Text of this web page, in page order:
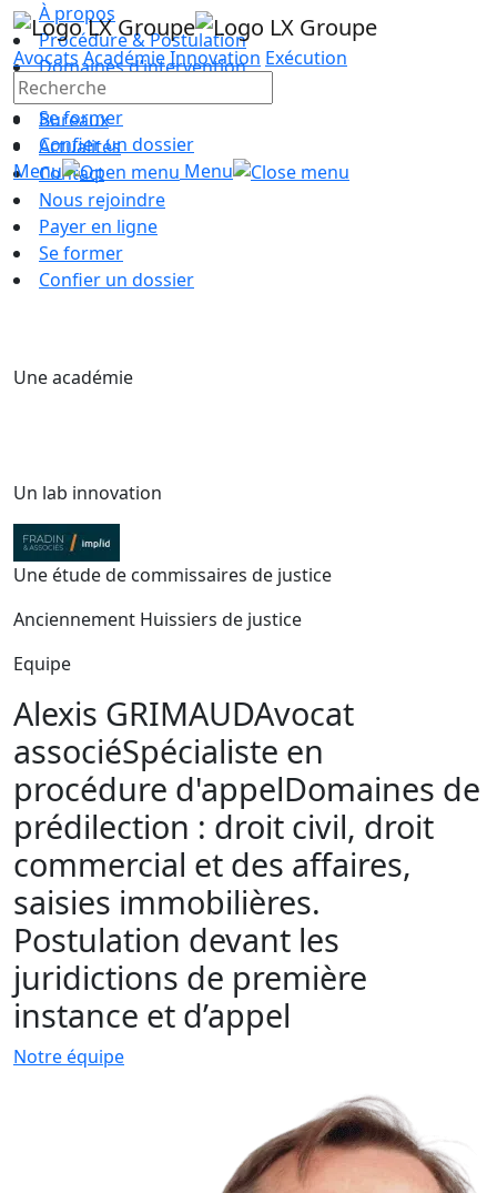
AvocatsAcadémieInnovation Exécution
Se former
Confier un dossier
Menu
Menu
À propos
Procédure & Postulation
Domaines d’intervention
Équipe
Bureaux
Actualités
Contact
Nous rejoindre
Payer en ligne
Se former
Confier un dossier
Une académie
Un lab innovation
Une étude de commissaires de justice
Anciennement Huissiers de justice
Equipe
Alexis GRIMAUDAvocat
associéSpécialiste en
procédure d'appelDomaines de
prédilection : droit civil, droit
commercial et des affaires,
saisies immobilières.
Postulation devant les
juridictions de première
instance et d’appel
Notre équipe